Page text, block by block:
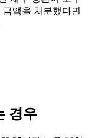
액을 처분했다면
경우